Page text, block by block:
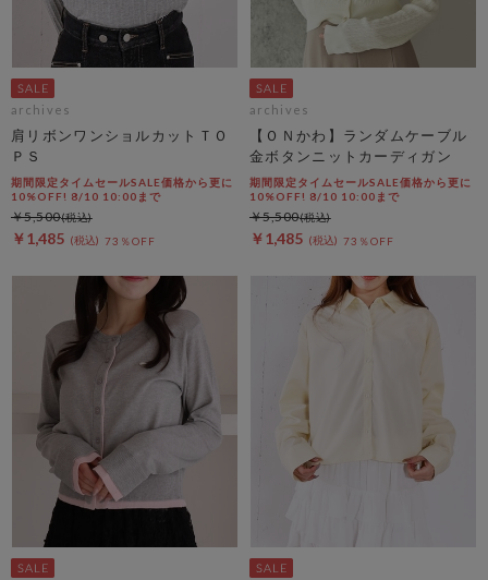
archives
肩リボンワンショルカットＴＯ
ＰＳ
期間限定タイムセールSALE価格から更に
10%OFF! 8/10 10:00まで
￥1,485 73％OFF
￥5,500
archives
【ＯＮかわ】ランダムケーブル
金ボタンニットカーディガン
期間限定タイムセールSALE価格から更に
10%OFF! 8/10 10:00まで
￥1,485 73％OFF
￥5,500